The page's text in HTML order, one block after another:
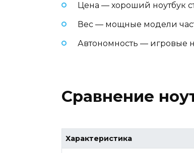
Цена — хороший ноутбук
Вес — мощные модели
Автономность — игровые
Сравнение
Характеристика